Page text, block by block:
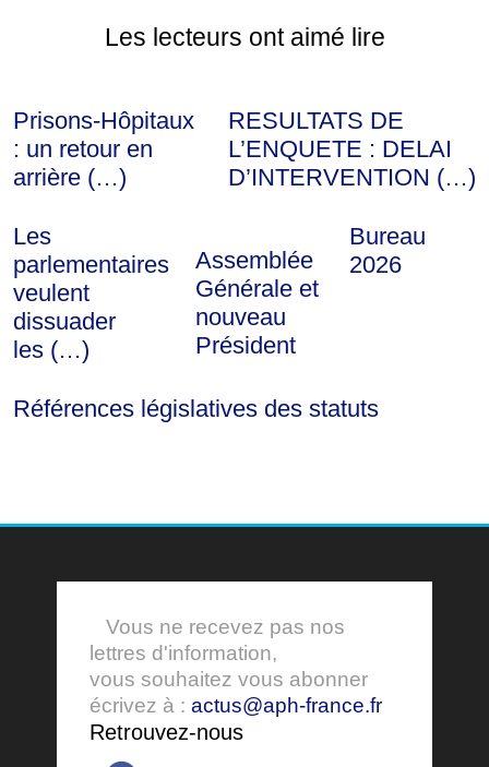
Les lecteurs ont aimé lire
Prisons-Hôpitaux
: un retour en
arrière (…)
RESULTATS DE
L’ENQUETE : DELAI
D’INTERVENTION (…)
Les
parlementaires
veulent
dissuader
les (…)
Assemblée
Générale et
nouveau
Président
Bureau
2026
Références législatives des statuts
Vous ne recevez pas nos
lettres d'information,
vous souhaitez vous abonner
écrivez à : actus@aph-france.fr
Retrouvez-nous